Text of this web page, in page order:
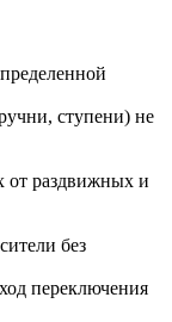
ступени) не
от раздвижных и
без
переключения